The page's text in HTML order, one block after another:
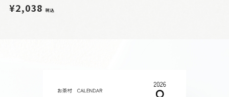
¥2,038税込